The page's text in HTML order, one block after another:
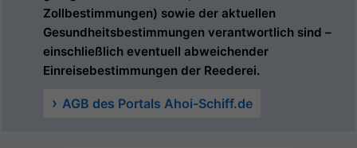
Zollbestimmungen) sowie der aktuellen
Gesundheitsbestimmungen verantwortlich sind –
einschließlich eventuell abweichender
Einreisebestimmungen der Reederei.
AGB des Portals Ahoi-Schiff.de